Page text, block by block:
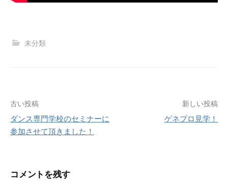
未分類
投
稿
ゲ
古い投稿
ダンス専門学校のセミナーに
参加させて頂きました！
新しい投稿
ゲネプロ見学！
コメントを残す